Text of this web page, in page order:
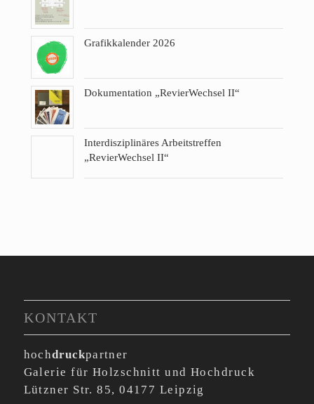
Grafikkalender 2026
Dokumentation „RevierWechsel II“
Interdisziplinäres Arbeitstreffen
„RevierWechsel II“
KONTAKT
hochdruckpartner
Galerie für Holzschnitt und Hochdruck
Lützner Str. 85, 04177 Leipzig